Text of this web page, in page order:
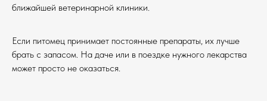
ближайшей ветеринарной клиники.
Если питомец принимает постоянные препараты, их лучше
брать с запасом. На даче или в поездке нужного лекарства
может просто не оказаться.